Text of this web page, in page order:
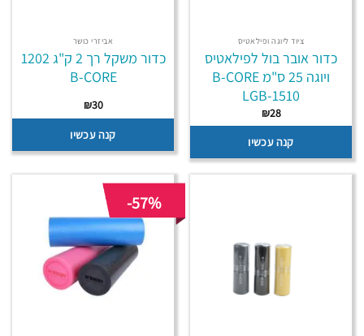
ציוד ליוגה ופילאטיס
כדור אובר בול לפילאטיס
ויוגה 25 ס"מ B-CORE
LGB-1510
₪28
קנה עכשיו
אביזרי כושר
כדור משקל רך 2 ק"ג 1202
B-CORE
₪30
קנה עכשיו
-57%